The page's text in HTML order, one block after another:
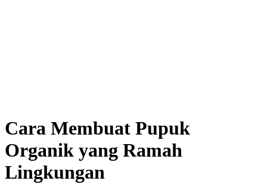
Cara Membuat Pupuk
Organik yang Ramah
Lingkungan